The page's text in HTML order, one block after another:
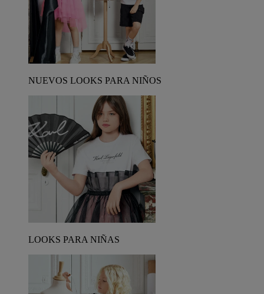
NUEVOS LOOKS PARA NIÑOS
LOOKS PARA NIÑAS